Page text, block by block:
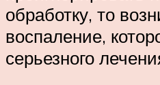
обработку, то
воспаление,
серьезного